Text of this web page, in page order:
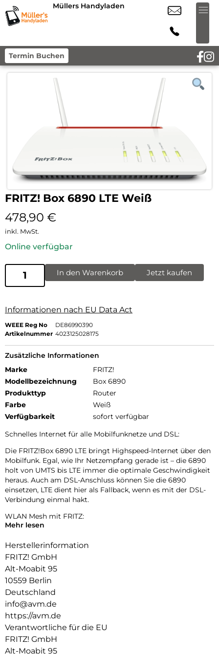
Müllers Handyladen
Termin Buchen
FRITZ! Box 6890 LTE Weiß
478,90 €
inkl. MwSt.
Online verfügbar
In den Warenkorb Jetzt kaufen
Informationen nach EU Data Act
WEEE Reg No
DE86990390
Artikelnummer 4023125028175
Zusätzliche Informationen
Marke
FRITZ!
Modellbezeichnung
Box 6890
Produkttyp
Router
Farbe
Weiß
Verfügbarkeit
sofort verfügbar
Schnelles Internet für alle Mobilfunknetze und DSL:
Die FRITZ!Box 6890 LTE bringt Highspeed-Internet über den
Mobilfunk. Egal, wie Ihr Netzempfang gerade ist – die 6890
holt von UMTS bis LTE immer die optimale Geschwindigkeit
heraus. Auch am DSL-Anschluss können Sie die 6890
einsetzen, LTE dient hier als Fallback, wenn es mit der DSL-
Verbindung einmal hakt.
WLAN Mesh mit FRITZ:
den letzten Winkel jedes Zimmers gelangen, setzt die
FRITZ!Box 6890 LTE auf WLAN Mesh. Die verteilten FRITZ!-
Geräte arbeiten in einem einzigen Netz, tauschen sich
untereinander aus und optimieren die Leistung aller WLAN-
Geräte.
bei Surfen, Video oder Gaming. Atemberaubendes HD-
Fernsehen und Ihre Lieblingsmusik warten jetzt auf Sie – und
nicht umgekehrt.
Schnelles Internet – jederzeit:
Mehr lesen
Herstellerinformation
FRITZ! GmbH
Alt-Moabit 95
10559 Berlin
Deutschland
info@avm.de
https://avm.de
Verantwortliche für die EU
FRITZ! GmbH
Alt-Moabit 95